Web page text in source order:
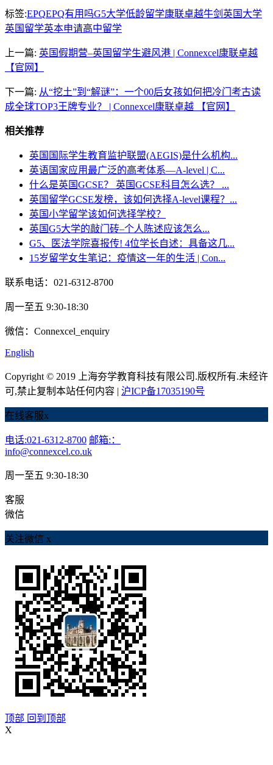
标签:EPQEPQ有用吗G5大学低龄留学康联卓越牛剑 英国大学
英国留学英本申请高中留学
上一篇: 英国假期营–英国留学生避风港 | Connexcel康联卓越
【官网】
下一篇: 从“挖土”到“解谜”：一个00后女孩如何把冷门考古读
成全球TOP3王牌专业？ | Connexcel康联卓越 【官网】
相关推荐
英国国际学生教育监护联盟(AEGIS)是什么机构...
英语国家应用最广泛的高考体系—A-level | C...
什么是英国GCSE？ 英国GCSE科目怎么选？ ...
英国留学GCSE发榜，该如何选择A-level课程？...
英国小学留学该如何选择学校？
英国G5大学的敲门砖–个人陈述应该怎么...
G5、医法学院喜报传! 4位学长自述：具备这几...
15岁留学女生笔记：疫情这一年的生活 | Con...
联系电话：021-6312-8700
周一至五 9:30-18:30
微信：Connexcel_enquiry
English
Copyright © 2019 上海夯学教育科技有限公司.版权所有.未经许
可,禁止复制本站任何内容 | 沪ICP备17035190号
在线客服x
电话:021-6312-8700 邮箱:：
info@connexcel.co.uk
周一至五 9:30-18:30
客服
微信
关注微信 x
顶部 回到顶部
X